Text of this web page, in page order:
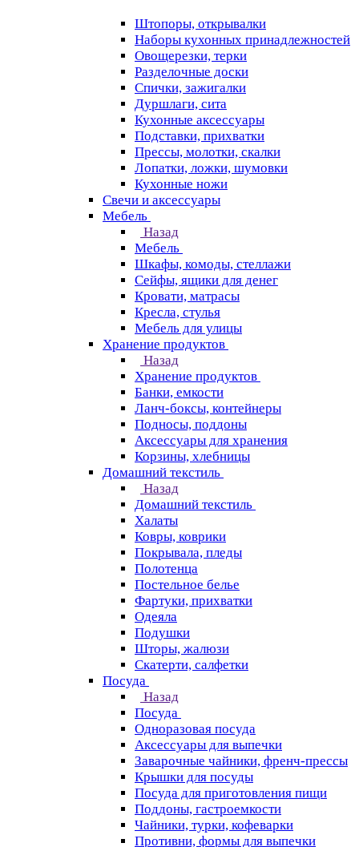
Штопоры, открывалки
Наборы кухонных принадлежностей
Овощерезки, терки
Разделочные доски
Спички, зажигалки
Дуршлаги, сита
Кухонные аксессуары
Подставки, прихватки
Прессы, молотки, скалки
Лопатки, ложки, шумовки
Кухонные ножи
Свечи и аксессуары
Мебель
Назад
Мебель
Шкафы, комоды, стеллажи
Сейфы, ящики для денег
Кровати, матрасы
Кресла, стулья
Мебель для улицы
Хранение продуктов
Назад
Хранение продуктов
Банки, емкости
Ланч-боксы, контейнеры
Подносы, поддоны
Аксессуары для хранения
Корзины, хлебницы
Домашний текстиль
Назад
Домашний текстиль
Халаты
Ковры, коврики
Покрывала, пледы
Полотенца
Постельное белье
Фартуки, прихватки
Одеяла
Подушки
Шторы, жалюзи
Скатерти, салфетки
Посуда
Назад
Посуда
Одноразовая посуда
Аксессуары для выпечки
Заварочные чайники, френч-прессы
Крышки для посуды
Посуда для приготовления пищи
Поддоны, гастроемкости
Чайники, турки, кофеварки
Противни, формы для выпечки